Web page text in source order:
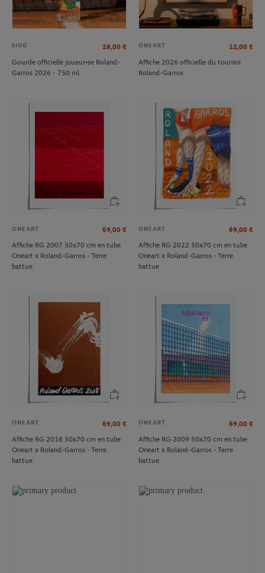
SIGG 28,00 €
Gourde officielle joueur•se Roland-
Garros 2026 - 750 ml
ONEART 12,00 €
Affiche 2026 officielle du tournoi
Roland-Garros
ONEART 69,00 €
Affiche RG 2007 50x70 cm en tube
Oneart x Roland-Garros - Terre
battue
ONEART 69,00 €
Affiche RG 2022 50x70 cm en tube
Oneart x Roland-Garros - Terre
battue
ONEART 69,00 €
Affiche RG 2018 50x70 cm en tube
Oneart x Roland-Garros - Terre
battue
ONEART 69,00 €
Affiche RG 2009 50x70 cm en tube
Oneart x Roland-Garros - Terre
battue